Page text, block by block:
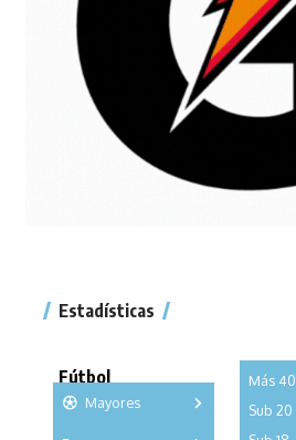
Estadísticas
Fútbol
Mayores
Más 40
Sub 20